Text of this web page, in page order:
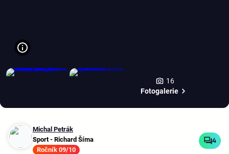
16
Fotogalerie
Michal Petrák
Sport - Richard Šíma
Ročník 09/10
4